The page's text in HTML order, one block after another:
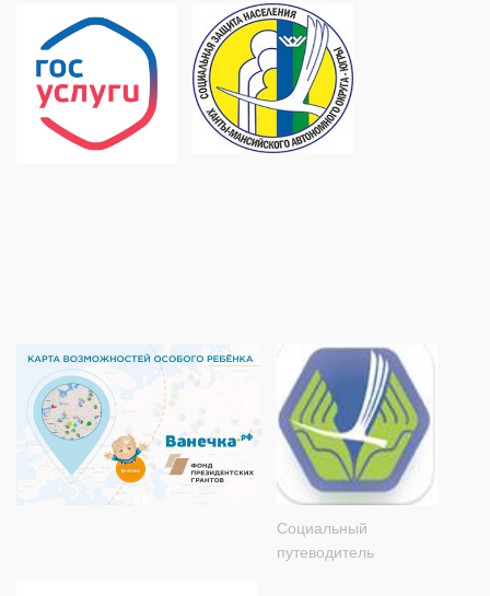
Социальный
путеводитель